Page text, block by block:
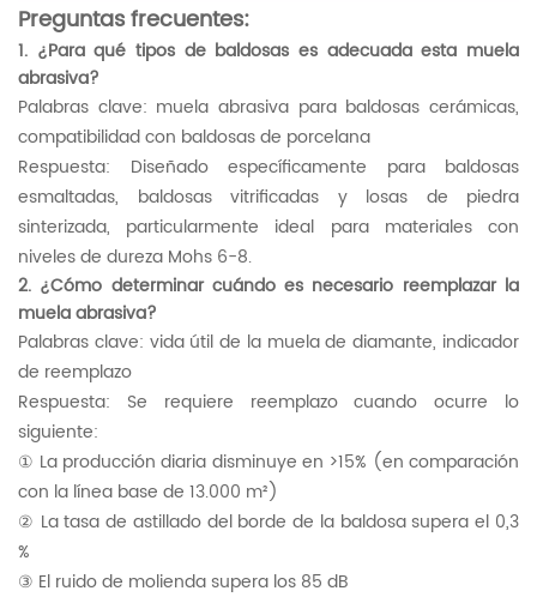
Preguntas frecuentes:
1. ¿Para qué tipos de baldosas es adecuada esta muela
abrasiva?
Palabras clave: muela abrasiva para baldosas cerámicas,
compatibilidad con baldosas de porcelana
Respuesta: Diseñado específicamente para baldosas
esmaltadas, baldosas vitrificadas y losas de piedra
sinterizada, particularmente ideal para materiales con
niveles de dureza Mohs 6-8.
2. ¿Cómo determinar cuándo es necesario reemplazar la
muela abrasiva?
Palabras clave: vida útil de la muela de diamante, indicador
de reemplazo
Respuesta: Se requiere reemplazo cuando ocurre lo
siguiente:
① La producción diaria disminuye en >15% (en comparación
con la línea base de 13.000 m²)
② La tasa de astillado del borde de la baldosa supera el 0,3
%
③ El ruido de molienda supera los 85 dB